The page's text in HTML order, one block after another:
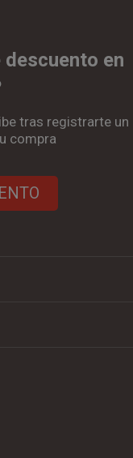
descuento en
tras registrarte un
compra